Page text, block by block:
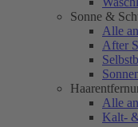
Sonne &
Alle
After
Alle
Kalt-